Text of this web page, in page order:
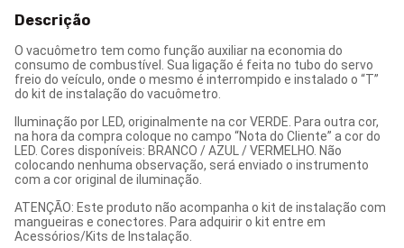
Descrição
O vacuômetro tem como função auxiliar na economia do
consumo de combustível. Sua ligação é feita no tubo do servo
freio do veículo, onde o mesmo é interrompido e instalado o “T”
do kit de instalação do vacuômetro.
Iluminação por LED, originalmente na cor VERDE. Para outra cor,
na hora da compra coloque no campo “Nota do Cliente” a cor do
LED. Cores disponíveis: BRANCO / AZUL / VERMELHO. Não
colocando nenhuma observação, será enviado o instrumento
com a cor original de iluminação.
ATENÇÃO: Este produto não acompanha o kit de instalação com
mangueiras e conectores. Para adquirir o kit entre em
Acessórios/Kits de Instalação.